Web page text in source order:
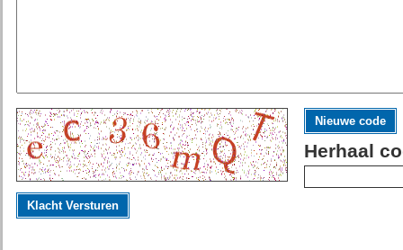
Nieuwe code
Herhaal
Klacht Versturen